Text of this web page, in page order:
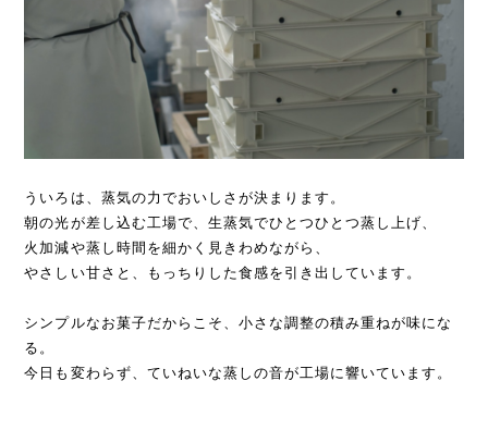
ういろは、蒸気の力でおいしさが決まります。
朝の光が差し込む工場で、生蒸気でひとつひとつ蒸し上げ、
火加減や蒸し時間を細かく見きわめながら、
やさしい甘さと、もっちりした食感を引き出しています。
シンプルなお菓子だからこそ、小さな調整の積み重ねが味にな
る。
今日も変わらず、ていねいな蒸しの音が工場に響いています。